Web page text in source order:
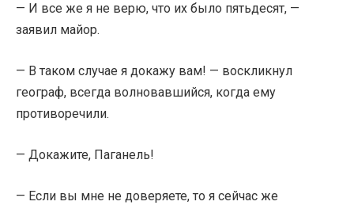
— И все же я не верю, что их было пятьдесят, —
заявил майор.
— В таком случае я докажу вам! — воскликнул
географ, всегда волновавшийся, когда ему
противоречили.
— Докажите, Паганель!
— Если вы мне не доверяете, то я сейчас же